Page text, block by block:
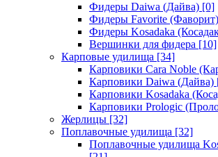
Фидеры Daiwa (Дайва) [0]
Фидеры Favorite (Фаворит)
Фидеры Kosadaka
Вершинки для фидера [10]
Карповые удилища [34]
Карповики Cara Noble
Карповики Daiwa (Дайва)
Карповики Kosadaka
Карповики Prologic
Жерлицы [32]
Поплавочные удилища [32]
Поплавочные удилища